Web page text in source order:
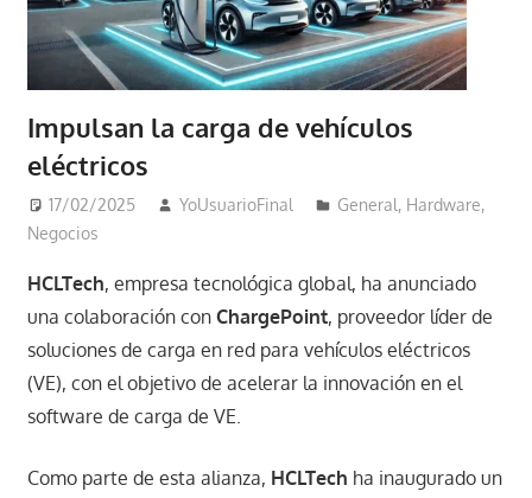
chino
Impulsan la carga de vehículos
eléctricos
17/02/2025 YoUsuarioFinal General, Hardware,
Negocios
HCLTech, empresa tecnológica global, ha anunciado
una colaboración con ChargePoint, proveedor líder de
soluciones de carga en red para vehículos eléctricos
(VE), con el objetivo de acelerar la innovación en el
software de carga de VE.
Como parte de esta alianza, HCLTech ha inaugurado un